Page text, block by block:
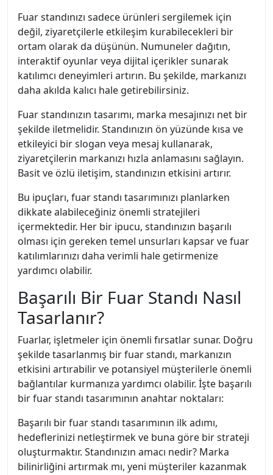
Fuar standınızı sadece ürünleri sergilemek için
değil, ziyaretçilerle etkileşim kurabilecekleri bir
ortam olarak da düşünün. Numuneler dağıtın,
interaktif oyunlar veya dijital içerikler sunarak
katılımcı deneyimleri artırın. Bu şekilde, markanızı
daha akılda kalıcı hale getirebilirsiniz.
Fuar standınızın tasarımı, marka mesajınızı net bir
şekilde iletmelidir. Standınızın ön yüzünde kısa ve
etkileyici bir slogan veya mesaj kullanarak,
ziyaretçilerin markanızı hızla anlamasını sağlayın.
Basit ve özlü iletişim, standınızın etkisini artırır.
Bu ipuçları, fuar standı tasarımınızı planlarken
dikkate alabileceğiniz önemli stratejileri
içermektedir. Her bir ipucu, standınızın başarılı
olması için gereken temel unsurları kapsar ve fuar
katılımlarınızı daha verimli hale getirmenize
yardımcı olabilir.
Başarılı Bir Fuar Standı Nasıl
Tasarlanır?
Fuarlar, işletmeler için önemli fırsatlar sunar. Doğru
şekilde tasarlanmış bir fuar standı, markanızın
etkisini artırabilir ve potansiyel müşterilerle önemli
bağlantılar kurmanıza yardımcı olabilir. İşte başarılı
bir fuar standı tasarımının anahtar noktaları:
Başarılı bir fuar standı tasarımının ilk adımı,
hedeflerinizi netleştirmek ve buna göre bir strateji
oluşturmaktır. Standınızın amacı nedir? Marka
bilinirliğini artırmak mı, yeni müşteriler kazanmak